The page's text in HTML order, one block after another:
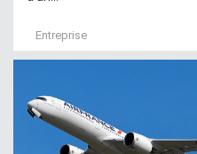
Entreprise